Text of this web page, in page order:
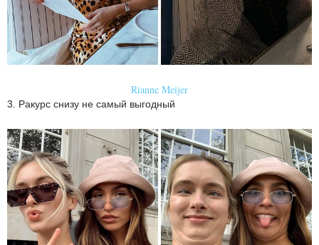
Rianne Meijer
3. Ракурс снизу не самый выгодный